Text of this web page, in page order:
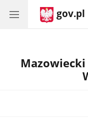
gov.pl